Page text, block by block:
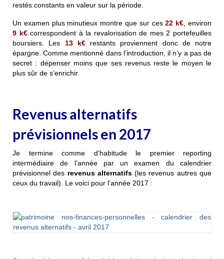
restés constants en valeur sur la période.
Un examen plus minutieux montre que sur ces22 k€ , environ
9 k€correspondent à la revalorisation de mes 2 portefeuilles
boursiers. Les 13 k€restants proviennent donc de notre
épargne. Comme mentionné dans l’introduction, il n’y a pas de
secret : dépenser moins que ses revenus reste le moyen le
plus sûr de s’enrichir.
Revenus alternatifs
prévisionnels en 2017
Je termine comme d’habitude le premier reporting
intermédiaire de l’année par un examen du calendrier
prévisionnel des revenus alternatifs(les revenus autres que
ceux du travail). Le voici pour l’année 2017 :